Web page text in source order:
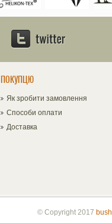
ПОКУПЦЮ
Як зробити замовлення
Способи оплати
Доставка
© Copyright 2017